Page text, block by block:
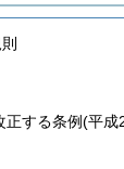
する条例(平成